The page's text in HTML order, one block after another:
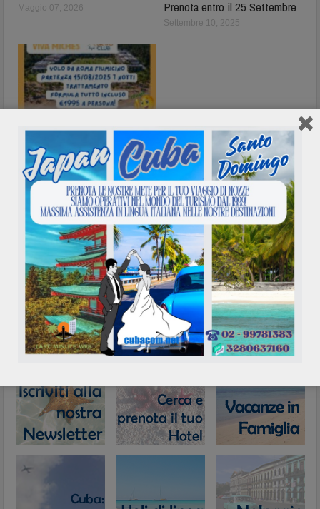
Maggio 07, 2026 Prenota entro il 25 Settembre
Settembre 10, 2025
Bravo Club Viva Miches
Repubblica Dominicana
Agosto 11, 2025
In evidenza